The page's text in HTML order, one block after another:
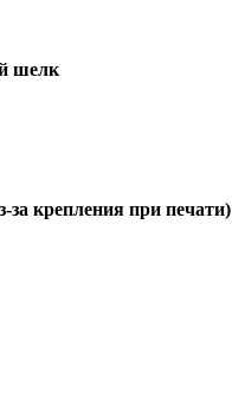
шелк
крепления при печати)